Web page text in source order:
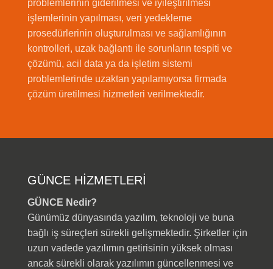
problemlerinin giderilmesi ve iyileştirilmesi
işlemlerinin yapılması, veri yedekleme
prosedürlerinin oluşturulması ve sağlamlığının
kontrolleri, uzak bağlantı ile sorunların tespiti ve
çözümü, acil data ya da işletim sistemi
problemlerinde uzaktan yapılamıyorsa firmada
çözüm üretilmesi hizmetleri verilmektedir.
GÜNCE HİZMETLERİ
GÜNCE Nedir?
Günümüz dünyasında yazılım, teknoloji ve buna
bağlı iş süreçleri sürekli gelişmektedir. Şirketler için
uzun vadede yazılımın getirisinin yüksek olması
ancak sürekli olarak yazılımın güncellenmesi ve